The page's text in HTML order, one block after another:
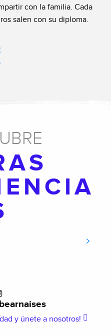
con la familia. Cada
salen con su diploma.
CAMPING EN FAMILIA
y únete a nosotros!